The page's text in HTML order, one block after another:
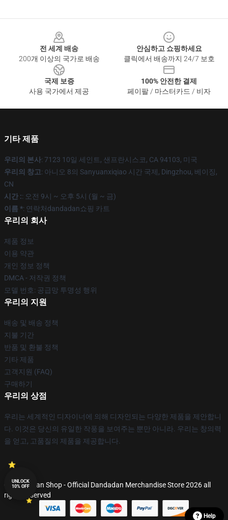
전 세계 배송
200개 이상의 국가로 배송
안심하고 쇼핑하세요
클릭에서 배송까지 24/7 보호
국제 보증
사용 국가에서 제공
100% 안전한 결제
페이팔 / 마스터카드 / 비자
기타 제품
우리의 본사: 7123 10일 세인트, 샌프란시스코, CA 94103, 미국
우리의 창고: 아니오 8의 Sanyuanxiqiao 시간 국제, Dingzhou, 베이징,
CN
시간 :: 오전 9시 ~ 오후 5시 (월 ~ 금)
이름 *: 연락처dandadan쇼핑 카트
우리의 회사
제품 정보
이용 약관
개인 정보 정책
DMCA - 저작권 정책
모델 번호: 공급망 투명성 행위
우리의 지원
배송 및 배송 정책
지불 기간
반품 및 환불 정책
기타 제품
고객지원 (FAQ)
구매하기
우리의 상점
우리는 세계적인 디자이너에 의해 디자인되는 다양한 제품을 제안합니
다. 이것은 당신의 유일한 작풍을 보여주는 뿐만 아니라. 우리는 창의력
을 얻고, 고품질의 제품을 제공합니다.
© Dandadan Shop - Official Dandadan Merchandise Store 2026 all
rights reserved
Help
UNLOCK
10% OFF